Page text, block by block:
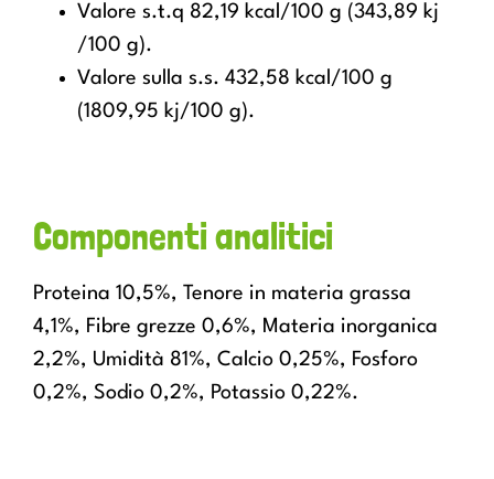
Valore s.t.q 82,19 kcal/100 g (343,89 kj
/100 g).
Valore sulla s.s. 432,58 kcal/100 g
(1809,95 kj/100 g).
Componenti analitici
Proteina 10,5%, Tenore in materia grassa
4,1%, Fibre grezze 0,6%, Materia inorganica
2,2%, Umidità 81%, Calcio 0,25%, Fosforo
0,2%, Sodio 0,2%, Potassio 0,22%.